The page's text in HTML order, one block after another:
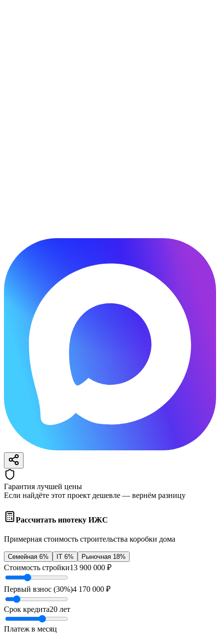
Гарантия лучшей цены
Если найдёте этот проект дешевле — вернём разницу
Рассчитать ипотеку ИЖС
Примерная стоимость строительства коробки дома
Семейная 6% IT 6% Рыночная 18%
Стоимость стройки13 900 000 ₽
Первый взнос (30%)4 170 000 ₽
Срок кредита20 лет
Платеж в месяц